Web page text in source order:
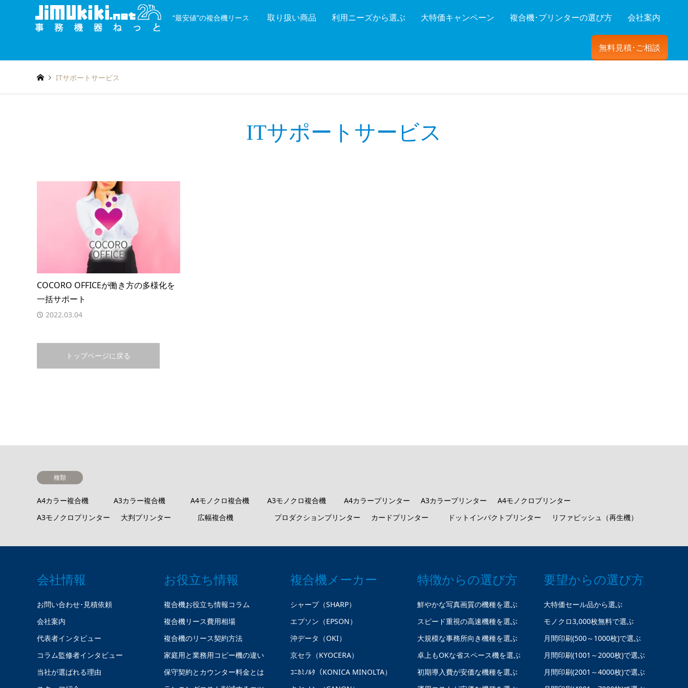
“最安値”の複合機リース 取り扱い商品 利用ニーズから選ぶ 大特価キャンペーン 複合機･プリンターの選び方 会社案内
無料見積･ご相談
ITサポートサービス
ITサポートサービス
COCORO OFFICEが働き方の多様化を
一括サポート
2022.03.04
トップページに戻る
種類
A4カラー複合機 A3カラー複合機 A4モノクロ複合機 A3モノクロ複合機 A4カラープリンター A3カラープリンター
A4モノクロプリンター
A3モノクロプリンター
大判プリンター 広幅複合機 プロダクションプリンター カードプリンター ドットインパクトプリンター リファビッシュ（再生機）
会社情報
お問い合わせ･見積依頼
会社案内
代表者インタビュー
コラム監修者インタビュー
当社が選ばれる理由
お役立ち情報
複合機お役立ち情報コラム
複合機リース費用相場
複合機のリース契約方法
家庭用と業務用コピー機の違い
保守契約とカウンター料金とは
複合機メーカー
シャープ（SHARP）
エプソン（EPSON）
沖データ（OKI）
京セラ（KYOCERA）
ｺﾆｶﾐﾉﾙﾀ（KONICA MINOLTA）
特徴からの選び方
鮮やかな写真画質の機種を選ぶ
スピード重視の高速機種を選ぶ
大規模な事務所向き機種を選ぶ
卓上もOKな省スペース機を選ぶ
初期導入費が安価な機種を選ぶ
要望からの選び方
大特価セール品から選ぶ
モノクロ3,000枚無料で選ぶ
月間印刷(500～1000枚)で選ぶ
月間印刷(1001～2000枚)で選ぶ
月間印刷(2001～4000枚)で選ぶ